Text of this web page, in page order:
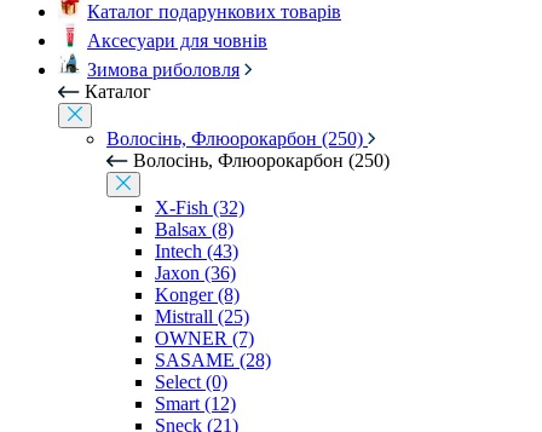
Каталог подарункових товарів
Аксесуари для човнів
Зимова риболовля
Каталог
Волосінь, Флюорокарбон (250)
Волосінь, Флюорокарбон (250)
X-Fish (32)
Balsax (8)
Intech (43)
Jaxon (36)
Konger (8)
Mistrall (25)
OWNER (7)
SASAME (28)
Select (0)
Smart (12)
Sneck (21)